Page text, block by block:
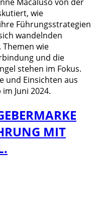
wie
Führungsstrategien
wandelnden
wie
und die
stehen im Fokus.
und Einsichten aus
Juni 2024.
MIT